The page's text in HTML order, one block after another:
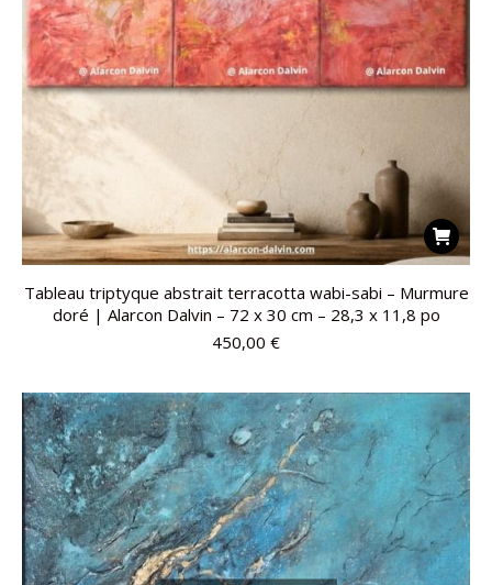
Tableau triptyque abstrait terracotta wabi-sabi – Murmure
doré | Alarcon Dalvin – 72 x 30 cm – 28,3 x 11,8 po
450,00 €